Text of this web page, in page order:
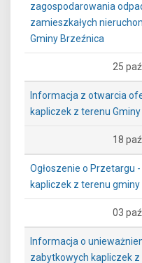
zagospodarowania
zamieszkałych
Gminy Brzeźnica
25
Informacja z otwarcia
kapliczek z terenu Gminy
18
Ogłoszenie o Przetargu
kapliczek z terenu gminy
03
Informacja o
zabytkowych kapliczek z